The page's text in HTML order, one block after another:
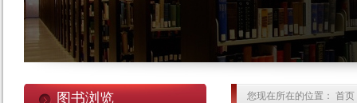
图书浏览 您现在所在的位置： 首